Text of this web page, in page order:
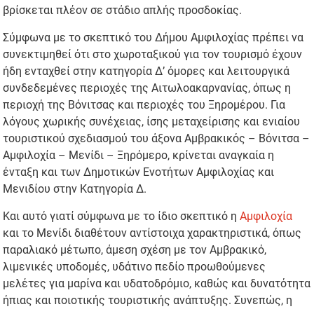
βρίσκεται πλέον σε στάδιο απλής προσδοκίας.
Σύμφωνα με το σκεπτικό του Δήμου Αμφιλοχίας πρέπει να
συνεκτιμηθεί ότι στο χωροταξικού για τον τουρισμό έχουν
ήδη ενταχθεί στην κατηγορία Δ’ όμορες και λειτουργικά
συνδεδεμένες περιοχές της Αιτωλοακαρνανίας, όπως η
περιοχή της Βόνιτσας και περιοχές του Ξηρομέρου. Για
λόγους χωρικής συνέχειας, ίσης μεταχείρισης και ενιαίου
τουριστικού σχεδιασμού του άξονα Αμβρακικός – Βόνιτσα –
Αμφιλοχία – Μενίδι – Ξηρόμερο, κρίνεται αναγκαία η
ένταξη και των Δημοτικών Ενοτήτων Αμφιλοχίας και
Μενιδίου στην Κατηγορία Δ.
Και αυτό γιατί σύμφωνα με το ίδιο σκεπτικό ηΑμφιλοχία
και το Μενίδι διαθέτουν αντίστοιχα χαρακτηριστικά, όπως
παραλιακό μέτωπο, άμεση σχέση με τον Αμβρακικό,
λιμενικές υποδομές, υδάτινο πεδίο προωθούμενες
μελέτες για μαρίνα και υδατοδρόμιο, καθώς και δυνατότητα
ήπιας και ποιοτικής τουριστικής ανάπτυξης. Συνεπώς, η